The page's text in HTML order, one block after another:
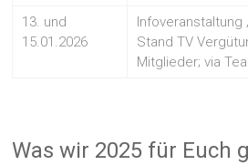
13. und
15.01.2026
Infoveranstaltung
Stand TV
Mitglieder; via
Was wir 2025 für Euch